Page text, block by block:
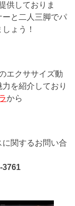
供しておりま
と二人三脚でパ
ょう！
エクササイズ動
を紹介しており
から
関するお問い合
3761